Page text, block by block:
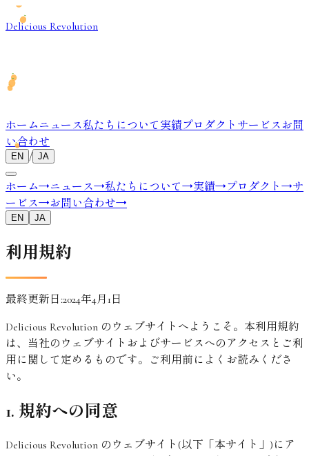
Delicious Revolution
ホーム ニュース私たちについて 実績プロダクト サービス お問
い合わせ
EN / JA
ホーム→ニュース→私たちについて→実績→プロダクト →サ
ービス→お問い合わせ→
EN JA
利用規約
最終更新日:2024年4月1日
Delicious Revolution のウェブサイトへようこそ。本利用規約
は、当社のウェブサイトおよびサービスへのアクセスとご利
用に関して定めるものです。ご利用前によくお読みくださ
い。
1. 規約への同意
Delicious Revolution のウェブサイト(以下「本サイト」)にア